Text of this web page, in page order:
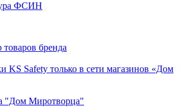
ФСИН
бренда
KS Safety только в сети магазинов «Дом
"Дом Миротворца"